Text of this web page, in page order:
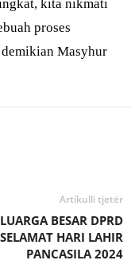
kita nikmati
proses
demikian Masyhur
Artikulli tjetër
BESAR DPRD
HARI LAHIR
PANCASILA 2024